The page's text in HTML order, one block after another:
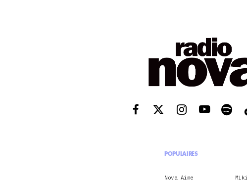
POPULAIRES
Nova Aime Miki